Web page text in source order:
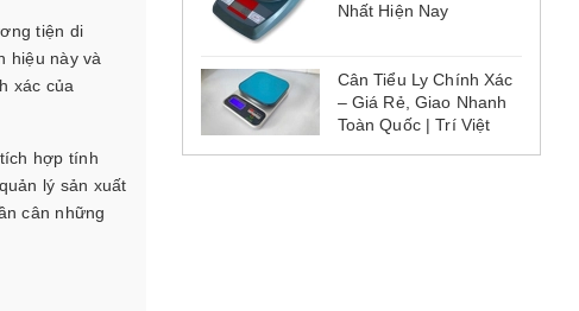
tiện di
hiệu này và
xác của
hợp tính
lý sản xuất
cân những
Nhất Hiện Nay
Cân Tiểu Ly Chính Xác
– Giá Rẻ, Giao Nhanh
Toàn Quốc | Trí Việt